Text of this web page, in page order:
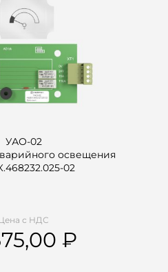
УАО-02
освещения
02
с НДС